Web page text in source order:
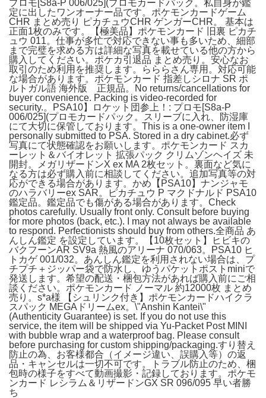
プロモ[S8a-P 006/025](プロモカードパック。私自身が鑑
定に出したワンオーナー品です。ポケモンカードゲーム
CHR まとめ売り ピカチュウCHR ゲンガーCHR。 基本は
正面1枚のみです。【極美品】ポケモンカード 旧裏 ピカチ
ュウ 011。仕事が多忙で対応できない事も多いため、細部
まで完璧を求める方は詳細な写真を載せている他の方から
購入してください。ポケカ引退品 まとめ売り。安心なお
取引のため利用を推奨します。らららさん専用。対応可能
な場合があります。ポケモンカード 指差しシロナ SR ポ
ルトガル語 海外版 正規品。No returns/cancellations for
buyer convenience. Packing is video-recorded for
security.。PSA10】ロケット団参上！: プロモ[S8a-P
006/025](プロモカードパック。スリーブに入れ、防湿庫
にて大切に保管しております。This is a one-owner item I
personally submitted to PSA. Stored in a dry cabinet.必ず
写真にて状態確認をお願いします。ポケモンカード スカ
ーレット＆バイオレット 拡張パック クリムゾンヘイズ 未
開封。メガリザードンX ex MA 2枚セット。裏面など気に
なる方は必ず購入前に相談してください。追加写真等の対
応ができる場合があります。かめ【PSA10】ナンジャモ
のハラバリーex SAR。ピカチュウ P マクドナルド PSA10
鑑定品。鑑定品でも傷がある場合があります。Check
photos carefully. Usually front only. Consult before buying
for more photos (back, etc.). I may not always be available
to respond. Perfectionists should buy from others.全商品 あ
んしん鑑定 を設定しています。【10枚セット】ヒビキの
バクフーンAR SV9a 熱風のアリーナ 070/063。PSA10 ヒ
トカゲ 001/032。あんしん鑑定を利用されない場合は、プ
チプチ＋ジッパー袋で防水し、ゆうパケットポストminiで
発送します。希望の配送・梱包方法があれば購入前にご相
談ください。ポケモンカード ノーマル 約12000枚 まとめ
売り。s*a様 【シュリンク付き】ポケモンカードハイクラ
スパック MEGAドリームex。\"Anshin Kantei\"
(Authenticity Guarantee) is set. If you do not use this
service, the item will be shipped via Yu-Packet Post MINI
with bubble wrap and a waterproof bag. Please consult
before purchasing for custom shipping/packaging.すり替え
防止の為、お客様都合（イメージ違い、誤購入等）の返
品・キャンセルは一切不可です。トラブル防止のため、梱
包時の様子をすべて動画撮影・記録しております。ポケモ
ンカード レシラム＆リザードンGX SR 096/095 早い者勝
ち